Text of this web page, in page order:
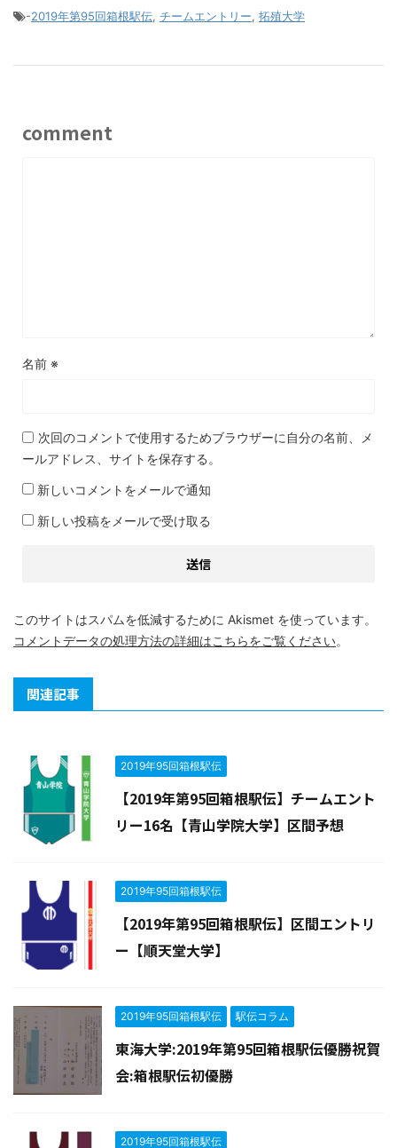
-2019年第95回箱根駅伝, チームエントリー, 拓殖大学
comment
名前 ※
次回のコメントで使用するためブラウザーに自分の名前、メ
ールアドレス、サイトを保存する。
新しいコメントをメールで通知
新しい投稿をメールで受け取る
このサイトはスパムを低減するために Akismet を使っています。
コメントデータの処理方法の詳細はこちらをご覧ください。
関連記事
2019年95回箱根駅伝
【2019年第95回箱根駅伝】チームエント
リー16名【青山学院大学】区間予想
2019年95回箱根駅伝
【2019年第95回箱根駅伝】区間エントリ
ー【順天堂大学】
2019年95回箱根駅伝 駅伝コラム
東海大学:2019年第95回箱根駅伝優勝祝賀
会:箱根駅伝初優勝
2019年95回箱根駅伝